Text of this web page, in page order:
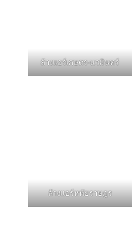
ล้างแอร์เกษตร-นวมินทร์
ล้างแอร์หทัยราษฎร